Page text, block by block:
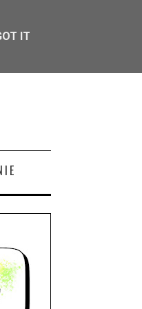
IT